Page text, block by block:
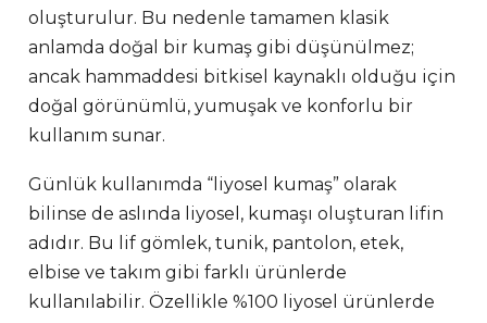
oluşturulur. Bu nedenle tamamen klasik
anlamda doğal bir kumaş gibi düşünülmez;
ancak hammaddesi bitkisel kaynaklı olduğu için
doğal görünümlü, yumuşak ve konforlu bir
kullanım sunar.
Günlük kullanımda “liyosel kumaş” olarak
bilinse de aslında liyosel, kumaşı oluşturan lifin
adıdır. Bu lif gömlek, tunik, pantolon, etek,
elbise ve takım gibi farklı ürünlerde
kullanılabilir. Özellikle %100 liyosel ürünlerde